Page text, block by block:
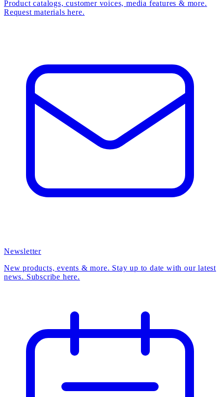
Product catalogs, customer voices, media features & more.
Request materials here.
Newsletter
New products, events & more. Stay up to date with our latest
news. Subscribe here.